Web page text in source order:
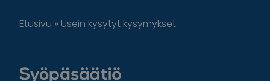
Etusivu » Usein kysytyt kysymykset